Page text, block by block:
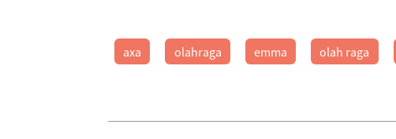
axa olahraga emma olah raga